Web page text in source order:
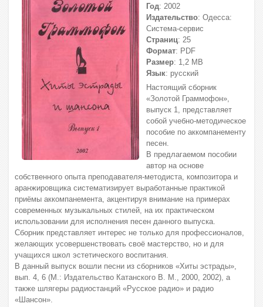
Год: 2002
Издательство: Одесса:
Система-сервис
Страниц: 25
Формат: PDF
Размер: 1,2 МВ
Язык: русский
Настоящий сборник
«Золотой Граммофон»,
выпуск 1, представляет
собой учебно-методическое
пособие по аккомпанементу
песен.
В предлагаемом пособии
автор на основе
собственного опыта преподавателя-методиста, композитора и
аранжировщика систематизирует выработанные практикой
приёмы аккомпанемента, акцентируя внимание на примерах
современных музыкальных стилей, на их практическом
использовании для исполнения песен данного выпуска.
Сборник представляет интерес не только для профессионалов,
желающих усовершенствовать своё мастерство, но и для
учащихся школ эстетического воспитания.
В данный выпуск вошли песни из сборников «Хиты эстрады»,
вып. 4, 6 (М.: Издательство Катанского В. М., 2000, 2002), а
также шлягеры радиостанций «Русское радио» и радио
«Шансон».